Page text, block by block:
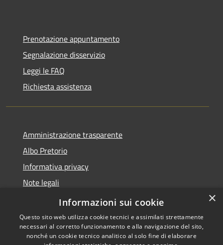
Prenotazione appuntamento
Segnalazione disservizio
Leggi le FAQ
Richiesta assistenza
Amministrazione trasparente
Albo Pretorio
Informativa privacy
Note legali
Dichiarazione di accessibilità
×
Informazioni sui cookie
Questo sito web utilizza cookie tecnici e assimilati strettamente
necessari al corretto funzionamento e alla navigazione del sito,
nonché un cookie tecnico analitico al solo fine di elaborare